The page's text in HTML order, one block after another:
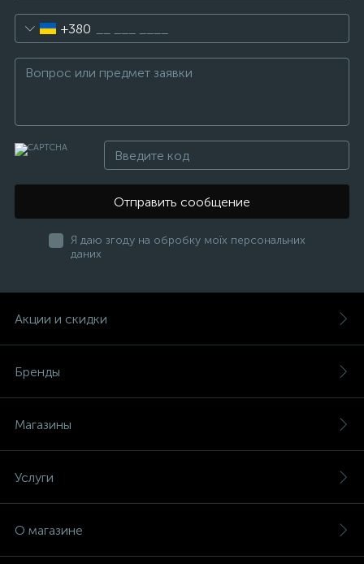
+380
Отправить сообщение
Я даю згоду на обробку моїх персональних
даних
Акции и скидки
Бренды
Магазины
Услуги
О магазине